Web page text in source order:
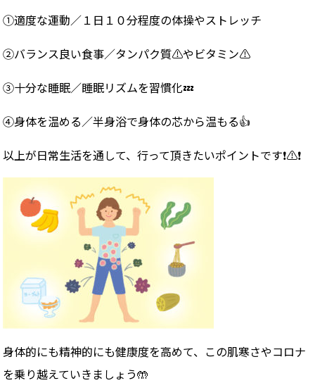
①適度な運動／１日１０分程度の体操やストレッチ
②バランス良い食事／タンパク質⚠️やビタミン⚠️
③十分な睡眠／睡眠リズムを習慣化💤
④身体を温める／半身浴で身体の芯から温もる👍
以上が日常生活を通して、行って頂きたいポイントです❗️⚠️❗️
身体的にも精神的にも健康度を高めて、この肌寒さやコロナ
を乗り越えていきましょう🤲